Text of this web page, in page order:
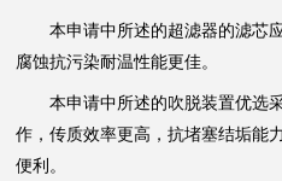
本申请中所述的超滤器的滤芯应
腐蚀抗污染耐温性能更佳。
本申请中所述的吹脱装置优选
作，传质效率更高，抗堵塞结垢能
便利。